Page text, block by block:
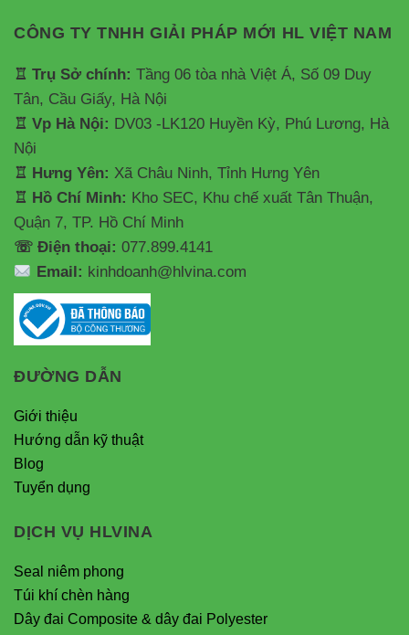
CÔNG TY TNHH GIẢI PHÁP MỚI HL VIỆT NAM
♖ Trụ Sở chính: Tầng 06 tòa nhà Việt Á, Số 09 Duy
Tân, Cầu Giấy, Hà Nội
♖ Vp Hà Nội: DV03 -LK120 Huyền Kỳ, Phú Lương, Hà
Nội
♖ Hưng Yên: Xã Châu Ninh, Tỉnh Hưng Yên
♖ Hồ Chí Minh: Kho SEC, Khu chế xuất Tân Thuận,
Quận 7, TP. Hồ Chí Minh
☏ Điện thoại: 077.899.4141
Email: kinhdoanh@hlvina.com
ĐƯỜNG DẪN
Giới thiệu
Hướng dẫn kỹ thuật
Blog
Tuyển dụng
DỊCH VỤ HLVINA
Seal niêm phong
Túi khí chèn hàng
Dây đai Composite & dây đai Polyester